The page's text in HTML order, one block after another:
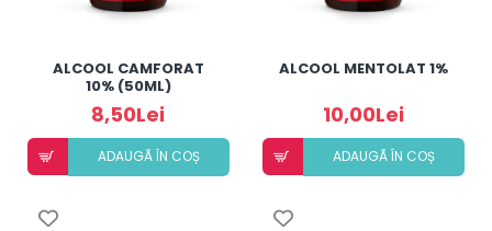
ALCOOL CAMFORAT
10% (50ML)
8,50Lei
ADAUGÃ ÎN COȘ
ALCOOL MENTOLAT 1%
10,00Lei
ADAUGÃ ÎN COȘ